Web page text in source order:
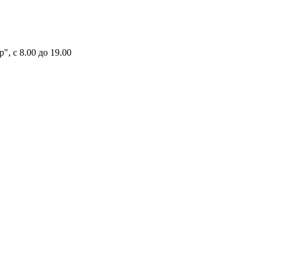
с 8.00 до 19.00